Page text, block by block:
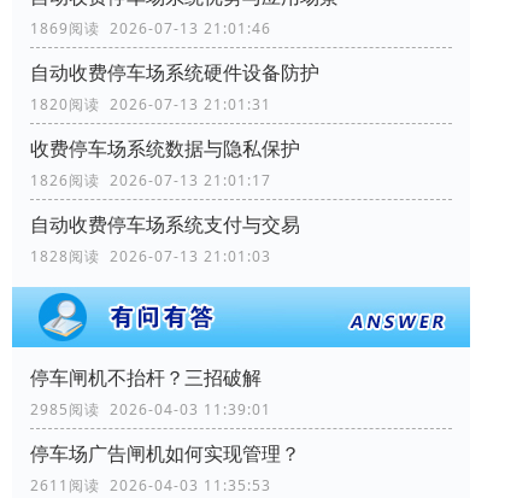
1869阅读 2026-07-13 21:01:46
自动收费停车场系统硬件设备防护
1820阅读 2026-07-13 21:01:31
收费停车场系统数据与隐私保护
1826阅读 2026-07-13 21:01:17
自动收费停车场系统支付与交易
1828阅读 2026-07-13 21:01:03
停车闸机不抬杆？三招破解
2985阅读 2026-04-03 11:39:01
停车场广告闸机如何实现管理？
2611阅读 2026-04-03 11:35:53